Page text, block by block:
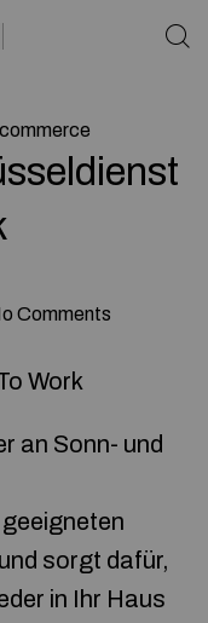
Comments
Work
an Sonn- und
sorgt dafür,
in Ihr Haus